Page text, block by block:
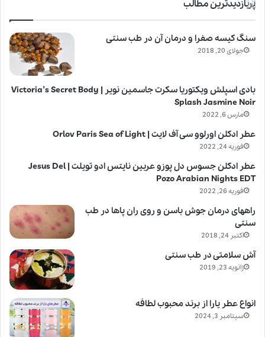
پربازدیدترین مطالب
سنگ کیسه صفرا و درمان آن در طب سنتی
جولای 20, 2018
بادی اسپلش ویکتوریا سکرت جاسمین نویر | Victoria’s Secret Body
Splash Jasmine Noir
مارس 6, 2022
عطر ادکلن اورلوو سی آف لایت | Orlov Paris Sea of Light
فوریه 24, 2022
عطر ادکلن جسوس دل پوزو عربین نایتس ادو تویلت | Jesus Del
Pozo Arabian Nights EDT
فوریه 26, 2022
راههای درمان جوش باسن و روی ران پاها در طب
سنتی
اکتبر 24, 2018
آش سلامتی در طب سنتی
ژانویه 23, 2019
انواع عطر یارا از برند محبوب لطافه
سپتامبر 3, 2024